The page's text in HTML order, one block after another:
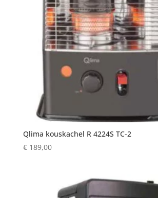
Qlima kouskachel R 4224S TC-2
€189,00